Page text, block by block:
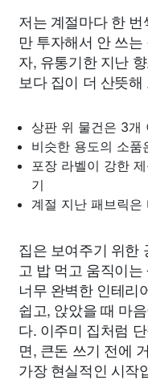
저는 계절마다 한
만 투자해서 안 쓰
자, 유통기한 지난
보다 집이 더 산뜻
상판 위 물건은 3개
비슷한 용도의 소품
포장 라벨이 강한
기
계절 지난 패브릭은
집은 보여주기 위한
고 밥 먹고 움직이
너무 완벽한 인테리
쉽고, 앉았을 때 마
다. 이주미 집처럼
면, 큰돈 쓰기 전에
가장 현실적인 시작